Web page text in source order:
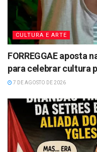
CULTURA E ARTE
FORREGGAE aposta
para celebrar cultura
7 DE AGOSTO DE 2026